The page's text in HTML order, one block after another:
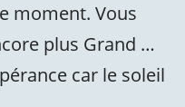
moment. Vous
plus Grand …
car le soleil